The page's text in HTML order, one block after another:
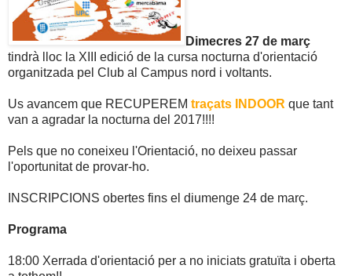
Dimecres 27 de març
tindrà lloc la XIII edició de la cursa nocturna d'orientació
organitzada pel Club al Campus nord i voltants.
Us avancem que RECUPEREM traçats INDOOR que tant
van a agradar la nocturna del 2017!!!!
Pels que no coneixeu l'Orientació, no deixeu passar
l'oportunitat de provar-ho.
INSCRIPCIONS obertes fins el diumenge 24 de març.
Programa
18:00 Xerrada d'orientació per a no iniciats gratuïta i oberta